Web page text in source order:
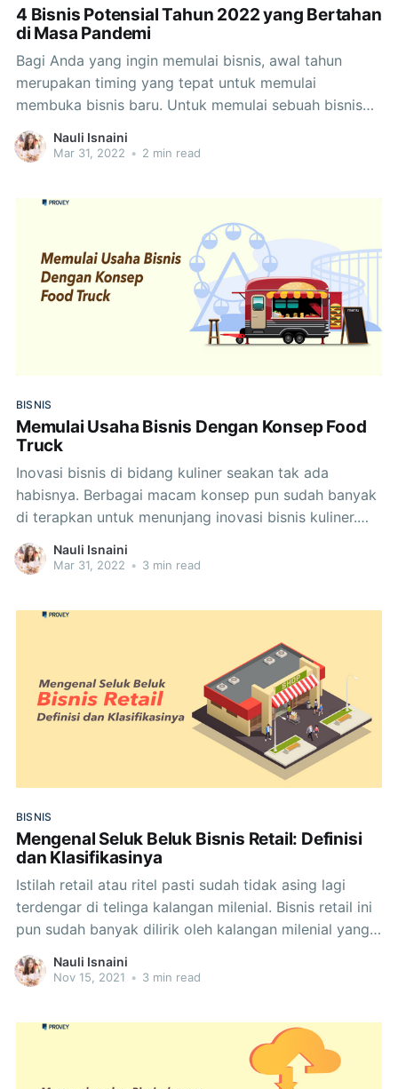
4 Bisnis Potensial Tahun 2022 yang Bertahan
di Masa Pandemi
Bagi Anda yang ingin memulai bisnis, awal tahun
merupakan timing yang tepat untuk memulai
membuka bisnis baru. Untuk memulai sebuah bisnis
baru, pastinya Anda akan memilih bisnis yang paling
potensial, bukan? Ditambah lagi saat ini Indonesia
Nauli Isnaini
Mar 31, 2022 • 2 min read
BISNIS
Memulai Usaha Bisnis Dengan Konsep Food
Truck
Inovasi bisnis di bidang kuliner seakan tak ada
habisnya. Berbagai macam konsep pun sudah banyak
di terapkan untuk menunjang inovasi bisnis kuliner.
Mulai dari fine dining, fast food, self service, street
food, hingga food truck. Konsep food truck sendiri
Nauli Isnaini
Mar 31, 2022 • 3 min read
BISNIS
Mengenal Seluk Beluk Bisnis Retail: Definisi
dan Klasifikasinya
Istilah retail atau ritel pasti sudah tidak asing lagi
terdengar di telinga kalangan milenial. Bisnis retail ini
pun sudah banyak dilirik oleh kalangan milenial yang
ingin mempunyai bisnis sendiri, selain bisnis food and
beverages. Meskipun sama-sama banyak dilirik oleh
Nauli Isnaini
Nov 15, 2021 • 3 min read